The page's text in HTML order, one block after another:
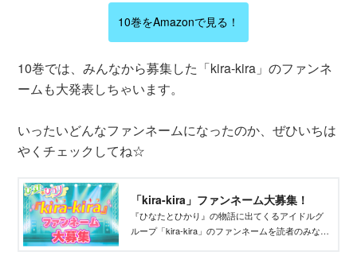
10巻をAmazonで見る！
10巻では、みんなから募集した「kira-kira」のファンネ
ームも大発表しちゃいます。
いったいどんなファンネームになったのか、ぜひいちは
やくチェックしてね☆
「kira-kira」ファンネーム大募集！
『ひなたとひかり』の物語に出てくるアイドルグ
ループ「kira-kira」のファンネームを読者のみなさ